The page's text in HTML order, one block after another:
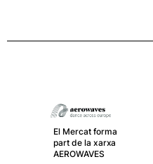
El Mercat forma
part de la xarxa
AEROWAVES